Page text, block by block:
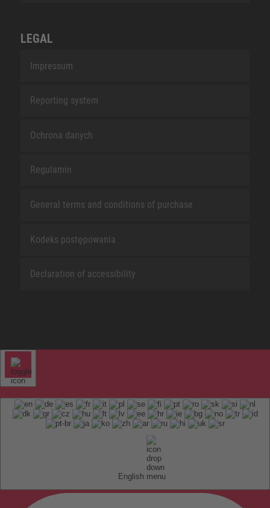
LEGAL
Impressum
Reporting system
Ochrona danych
Regulamin
General terms and conditions of purchase
Kodeks postępowania
Declaration of accessibility
English